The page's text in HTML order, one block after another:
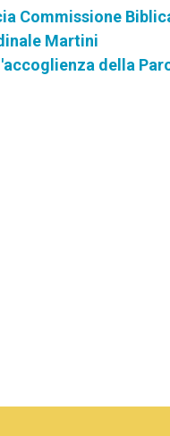
Commissione
Martini
della